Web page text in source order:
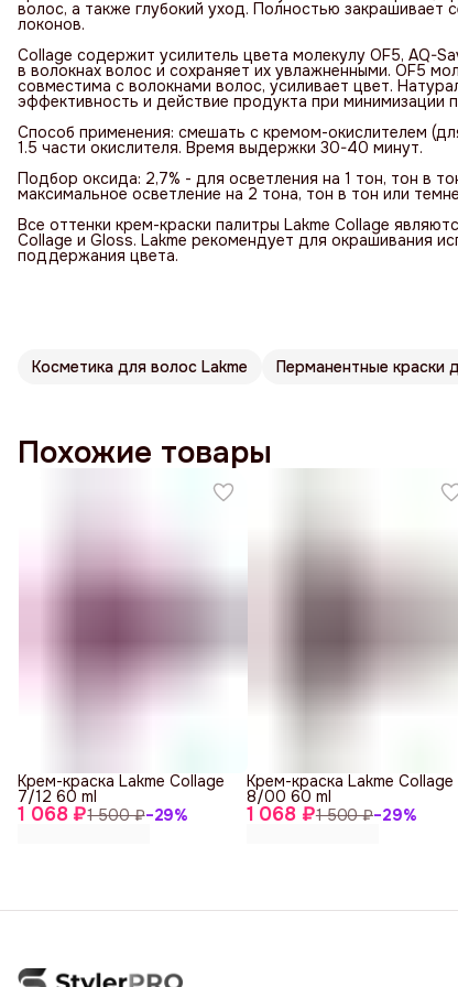
волос, а также глубокий уход. Полностью закрашивает
локонов.
Collage содержит усилитель цвета молекулу OF5, AQ-
в волокнах волос и сохраняет их увлажненными. OF5
совместима с волокнами волос, усиливает цвет.
эффективность и действие продукта при минимизации
Способ применения: смешать с кремом-окислителем
1.5 части окислителя. Время выдержки 30-40 минут.
Подбор оксида: 2,7% - для осветления на 1 тон, тон в
максимальное осветление на 2 тона, тон в тон или
Все оттенки крем-краски палитры Lakme Collage
Collage и Gloss. Lakme рекомендует для окрашивания
поддержания цвета.
Косметика для волос Lakme Перманентные краски
Похожие товары
1 068 ₽1 500 ₽−29%
Крем-краска Lakme Collage
7/12 60 ml
1 068 ₽1 500 ₽−29%
Крем-краска Lakme Collage
8/00 60 ml